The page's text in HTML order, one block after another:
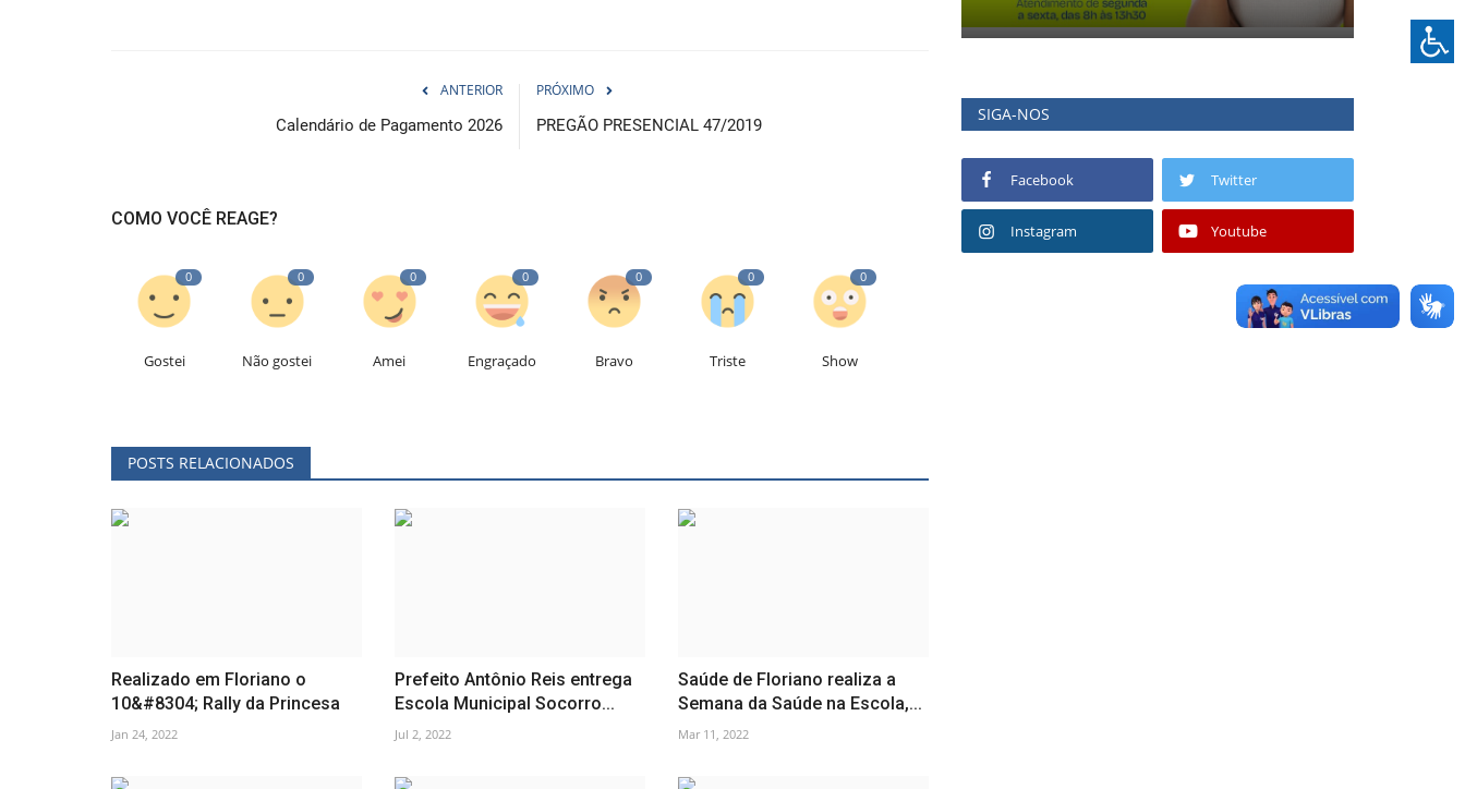
ANTERIOR
Calendário de Pagamento 2026
PRÓXIMO
PREGÃO PRESENCIAL 47/2019
COMO VOCÊ REAGE?
0
Gostei
0
Não gostei
0
Amei
0
Engraçado
0
Bravo
0
Triste
0
Show
POSTS RELACIONADOS
Realizado em Floriano o
10&#8304; Rally da Princesa
Jan 24, 2022
Prefeito Antônio Reis entrega
Escola Municipal Socorro...
Jul 2, 2022
Saúde de Floriano realiza a
Semana da Saúde na Escola,...
Mar 11, 2022
SIGA-NOS
Facebook Twitter
Instagram Youtube